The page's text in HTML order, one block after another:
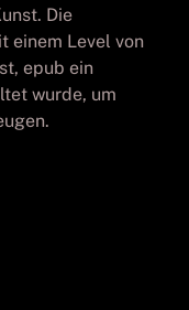
Die
einem Level von
epub ein
wurde, um